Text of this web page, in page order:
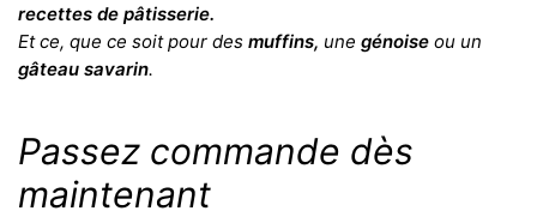
recettes de pâtisserie.
Et ce, que ce soit pour des muffins, une génoise ou un
gâteau savarin.
Passez commande dès
maintenant